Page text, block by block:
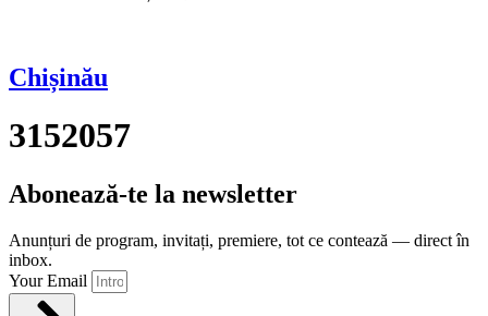
Chișinău
3152057
Abonează-te la newsletter
Anunțuri de program, invitați, premiere, tot ce contează — direct în
inbox.
Your Email